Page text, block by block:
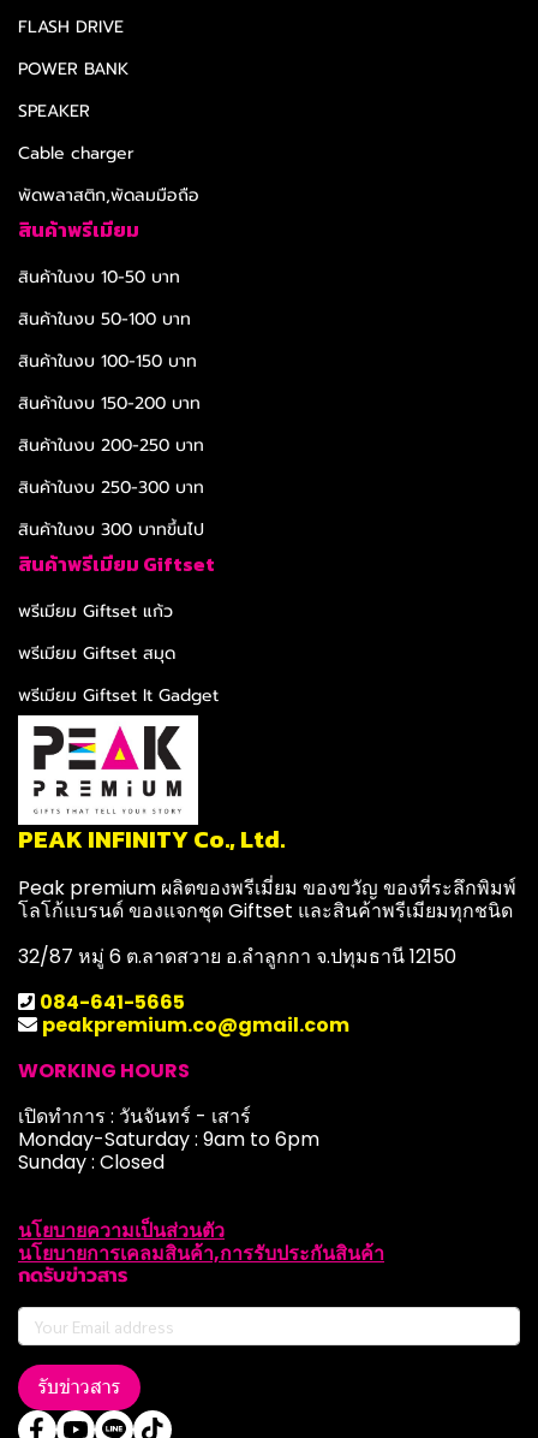
FLASH DRIVE
POWER BANK
SPEAKER
Cable charger
พัดพลาสติก,พัดลมมือถือ
สินค้าพรีเมียม
สินค้าในงบ 10-50 บาท
สินค้าในงบ 50-100 บาท
สินค้าในงบ 100-150 บาท
สินค้าในงบ 150-200 บาท
สินค้าในงบ 200-250 บาท
สินค้าในงบ 250-300 บาท
สินค้าในงบ 300 บาทขึ้นไป
สินค้าพรีเมียม Giftset
พรีเมียม Giftset แก้ว
พรีเมียม Giftset สมุด
พรีเมียม Giftset It Gadget
PEAK INFINITY Co., Ltd.
Peak premium ผลิตของพรีเมี่ยม ของขวัญ ของที่ระลึกพิมพ์
โลโก้แบรนด์ ของแจกชุด Giftset และสินค้าพรีเมียมทุกชนิด
32/87 หมู่ 6 ต.ลาดสวาย อ.ลำลูกกา จ.ปทุมธานี 12150
084-641-5665
peakpremium.co@gmail.com
WORKING HOURS
เปิดทำการ : วันจันทร์ - เสาร์
Monday-Saturday : 9am to 6pm
Sunday : Closed
นโยบายความเป็นส่วนตัว
นโยบายการเคลมสินค้า,การรับประกันสินค้า
กดรับข่าวสาร
รับข่าวสาร